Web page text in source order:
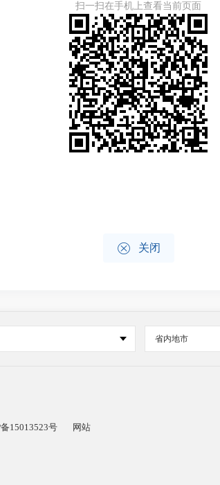
扫一扫在手机上查看当前页面
 关闭
省内地市
15013523号 网站